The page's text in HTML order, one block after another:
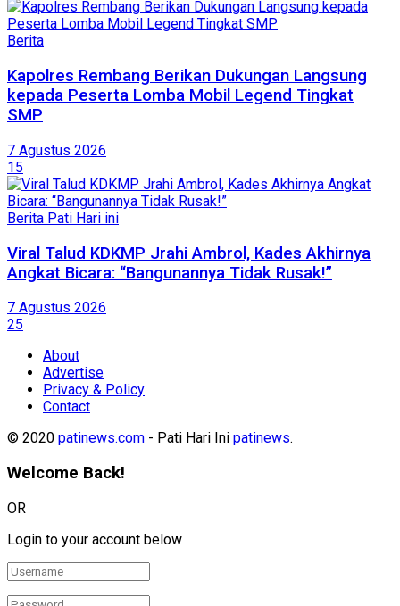
Berita
Kapolres Rembang Berikan Dukungan Langsung
kepada Peserta Lomba Mobil Legend Tingkat
SMP
7 Agustus 2026
15
Berita Pati Hari ini
Viral Talud KDKMP Jrahi Ambrol, Kades Akhirnya
Angkat Bicara: “Bangunannya Tidak Rusak!”
7 Agustus 2026
25
About
Advertise
Privacy & Policy
Contact
© 2020 patinews.com - Pati Hari Ini patinews.
Welcome Back!
OR
Login to your account below